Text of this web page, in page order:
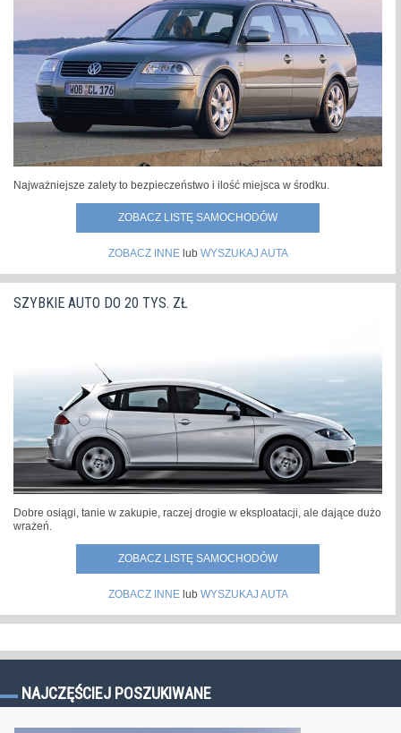
Najważniejsze zalety to bezpieczeństwo i ilość miejsca w środku.
ZOBACZ LISTĘ SAMOCHODÓW
ZOBACZ INNElub WYSZUKAJ AUTA
SZYBKIE AUTO DO 20 TYS. ZŁ
Dobre osiągi, tanie w zakupie, raczej drogie w eksploatacji, ale dające dużo
wrażeń.
ZOBACZ LISTĘ SAMOCHODÓW
ZOBACZ INNElub WYSZUKAJ AUTA
NAJCZĘŚCIEJ POSZUKIWANE